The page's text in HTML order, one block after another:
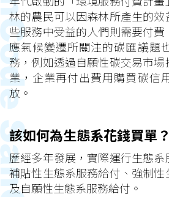
林的農民可以因森林所產生的
些服務中受益的人們則需要付
應氣候變遷所關注的碳匯議題
務，例如透過自願性碳交易市
業，企業再付出費用購買碳信
放。
該如何為生態系花錢買單？
歷經多年發展，實際運行生態
補貼性生態系服務給付、強制
及自願性生態系服務給付。